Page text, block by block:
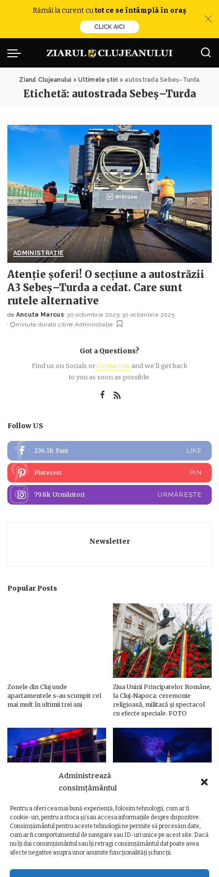
Administrează
consimțământul
Pentru a oferi cea mai bună experiență, folosim tehnologii, cum ar fi
cookie-uri, pentru a stoca și/sau accesa informațiile despre dispozitive.
Consimțământul pentru aceste tehnologii ne permite să procesăm date,
cum ar fi comportamentul de navigare sau ID-uri unice pe acest site. Dacă
nu îți dai consimțământul sau îți retragi consimțământul dat poate avea
afecte negative asupra unor anumite funcționalități și funcții.
Rămâi la curent cutot ce se întâmplă în oraș
CLICK AICI
Ziarul Clujeanului >Ultimele știri >autostrada Sebeș–Turda
Etichetă: autostrada Sebeș–Turda
ADMINISTRAȚIE
Atenție șoferi! O secțiune a autostrăzii
A3 Sebeș–Turda a cedat. Care sunt
rutele alternative
Posted
by
de Ancuta Marcus 30 octombrie 2025 30 octombrie 2025
minute durată citire Administrație
Got a Questions?
Find us on Socials orContact us and we’ll get back
to you as soon as possible.
Follow US
236.1k Fani LIKE
Pinterest PIN
79.8k Urmăritori URMĂREȘTE
Newsletter
Popular Posts
Zonele din Cluj unde
apartamentele s-au scumpit cel
mai mult în ultimii trei ani
Ziua Unirii Principatelor Române,
la Cluj-Napoca: ceremonie
religioasă, militară și spectacol
cu efecte speciale. FOTO
Ziua Unirii Principatelor Române
– Clădiri și poduri din Cluj,
iluminate în culorile drapelului
Ziua Unirii la Cluj-Napoca.
Programul complet al
evenimentelor